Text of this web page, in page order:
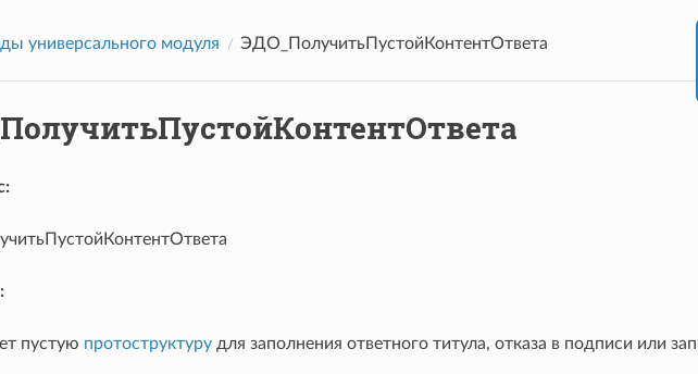
универсального модуля ЭДО_ПолучитьПустойКонтентОтвета
пустую протоструктурудля заполнения ответного титула, отказа в подписи или